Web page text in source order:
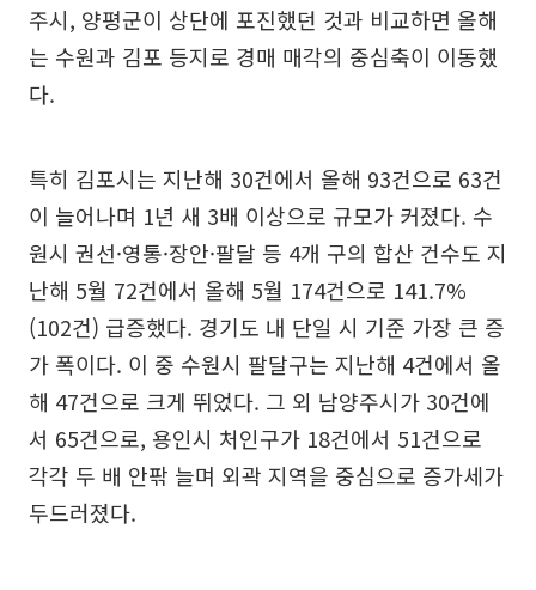
주시, 양평군이 상단에 포진했던 것과 비교하면 올해
는 수원과 김포 등지로 경매 매각의 중심축이 이동했
다.
특히 김포시는 지난해 30건에서 올해 93건으로 63건
이 늘어나며 1년 새 3배 이상으로 규모가 커졌다. 수
원시 권선·영통·장안·팔달 등 4개 구의 합산 건수도 지
난해 5월 72건에서 올해 5월 174건으로 141.7%
(102건) 급증했다. 경기도 내 단일 시 기준 가장 큰 증
가 폭이다. 이 중 수원시 팔달구는 지난해 4건에서 올
해 47건으로 크게 뛰었다. 그 외 남양주시가 30건에
서 65건으로, 용인시 처인구가 18건에서 51건으로
각각 두 배 안팎 늘며 외곽 지역을 중심으로 증가세가
두드러졌다.